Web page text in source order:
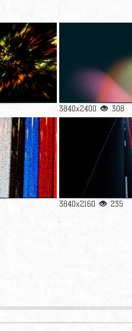
3840x2400 308
3840x2160 235